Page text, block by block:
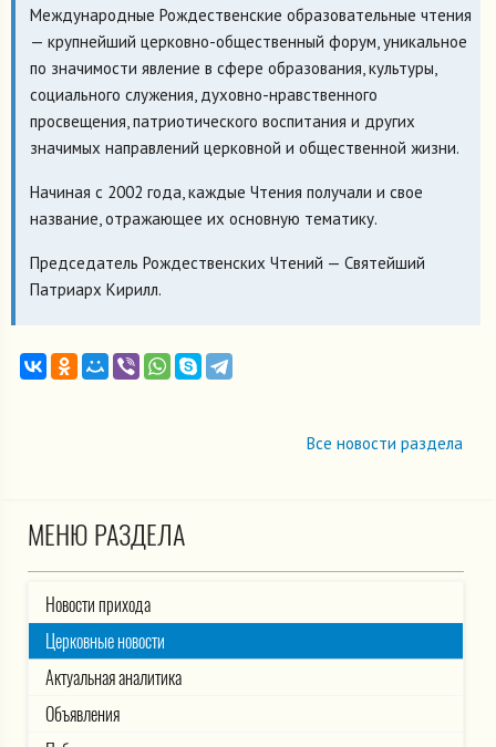
Международные Рождественские образовательные чтения
— крупнейший церковно-общественный форум, уникальное
по значимости явление в сфере образования, культуры,
социального служения, духовно-нравственного
просвещения, патриотического воспитания и других
значимых направлений церковной и общественной жизни.
Начиная с 2002 года, каждые Чтения получали и свое
название, отражающее их основную тематику.
Председатель Рождественских Чтений — Святейший
Патриарх Кирилл.
Все новости раздела
МЕНЮ РАЗДЕЛА
Новости прихода
Церковные новости
Актуальная аналитика
Объявления